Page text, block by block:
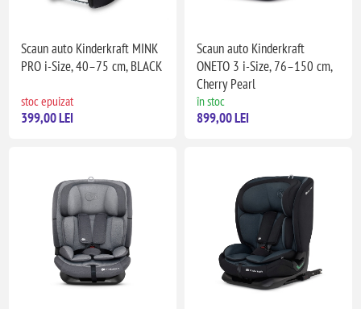
Scaun auto Kinderkraft MINK
PRO i-Size, 40–75 cm, BLACK
stoc epuizat
399,00 LEI
Scaun auto Kinderkraft
ONETO 3 i-Size, 76–150 cm,
Cherry Pearl
în stoc
899,00 LEI